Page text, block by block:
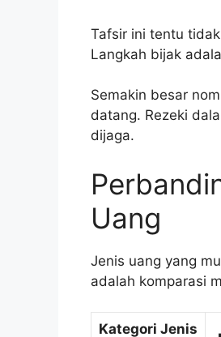
Tafsir ini tentu
Langkah bijak
Semakin besar
datang. Rezeki
dijaga.
Uang
Jenis uang yang
adalah komparasi
Kategori Jenis